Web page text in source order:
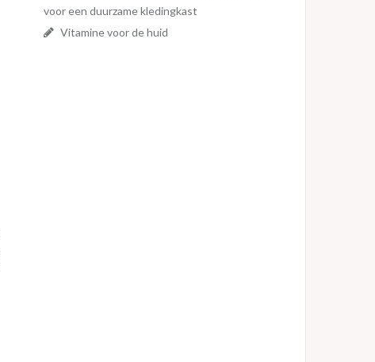
voor een duurzame kledingkast
Vitamine voor de huid